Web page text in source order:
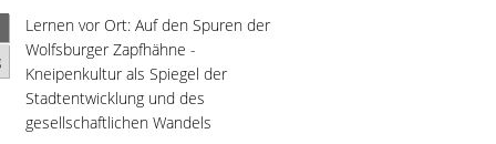
Lernen vor Ort: Auf den Spuren der
Wolfsburger Zapfhähne -
Kneipenkultur als Spiegel der
Stadtentwicklung und des
gesellschaftlichen Wandels